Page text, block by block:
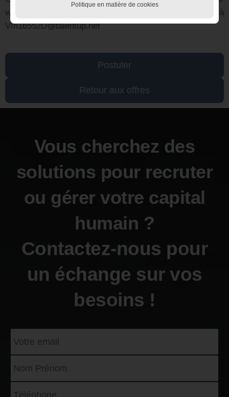
Politique en matière de cookies
www.talentup.com ou par email à
Vm16552D@talentup.net
Postuler
Retour aux offres
Vous cherchez des
solutions pour recruter
ou gérer votre capital
humain ?
Contactez-nous pour
un échange sur vos
besoins !